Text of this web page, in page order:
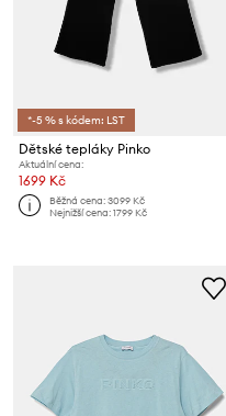
*-5 % s kódem: LST
Dětské tepláky Pinko
Aktuální cena:
1699 Kč
Běžná cena:3099 Kč
Nejnižší cena:1799 Kč